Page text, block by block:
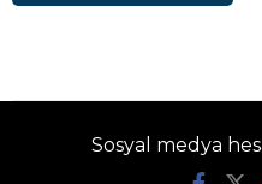
Sosyal medya